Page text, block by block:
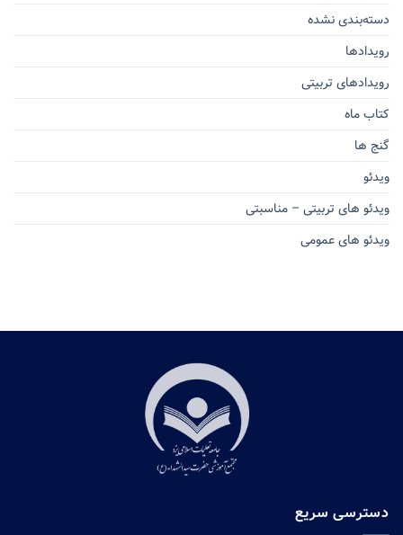
دسته‌بندی نشده
رویدادها
رویدادهای تربیتی
کتاب ماه
گنج ها
ویدئو
ویدئو های تربیتی – مناسبتی
ویدئو های عمومی
دسترسی سریع